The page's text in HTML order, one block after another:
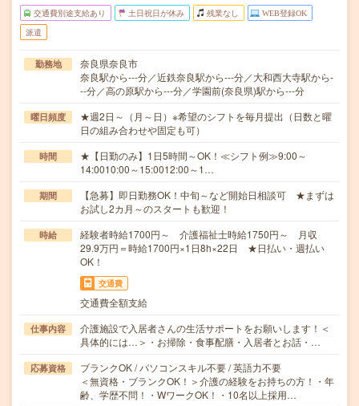
交通費別途支給あり 土日祝日が休み 残業なし WEB登録OK
派遣
勤務地
奈良県奈良市
奈良駅から---分／近鉄奈良駅から---分／大和西大寺駅から-
--分／高の原駅から---分／学園前(奈良県)駅から---分
曜日頻度
★週2日～（月～日）※希望のシフトを毎月提出（日数と曜
日の組み合わせや固定も可）
時間
★【日勤のみ】1日5時間～OK！≪シフト例≫9:00～
14:0010:00～15:0012:00～1…
期間
【急募】即日勤務OK！中旬～など開始日相談可 ★まずは
お試し2カ月～のスタートも歓迎！
時給
経験者時給1700円～ 介護福祉士時給1750円～ 月収
29.9万円＝時給1700円×1日8h×22日 ★日払い・週払い
OK！
交通費
交通費全額支給
仕事内容
介護施設で入居者さんの生活サポートをお願いします！＜
具体的には…＞・お掃除・食事配膳・入居者とお話・…
応募資格
ブランクOK / パソコンスキル不要 / 英語力不要
＜無資格・ブランクOK！＞介護の経験をお持ちの方！・年
齢、学歴不問！・WワークOK！・10名以上採用…